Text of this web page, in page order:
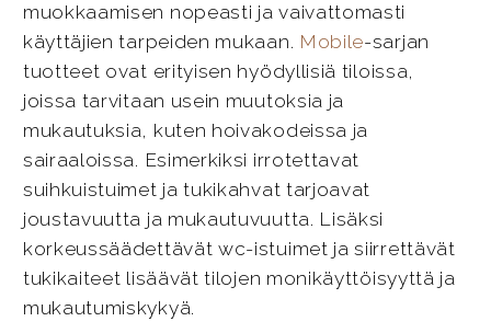
muokkaamisen nopeasti ja vaivattomasti
käyttäjien tarpeiden mukaan. Mobile-sarjan
tuotteet ovat erityisen hyödyllisiä tiloissa,
joissa tarvitaan usein muutoksia ja
mukautuksia, kuten hoivakodeissa ja
sairaaloissa. Esimerkiksi irrotettavat
suihkuistuimet ja tukikahvat tarjoavat
joustavuutta ja mukautuvuutta. Lisäksi
korkeussäädettävät wc-istuimet ja siirrettävät
tukikaiteet lisäävät tilojen monikäyttöisyyttä ja
mukautumiskykyä.